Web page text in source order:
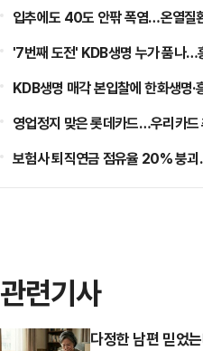
입추에도 40도 안팎 폭염…온열질
'7번째 도전' KDB생명 누가 품나…
KDB생명 매각 본입찰에 한화생명·
영업정지 맞은 롯데카드…우리카
보험사 퇴직연금 점유율 20% 붕
관련기사
다정한 남편 믿었